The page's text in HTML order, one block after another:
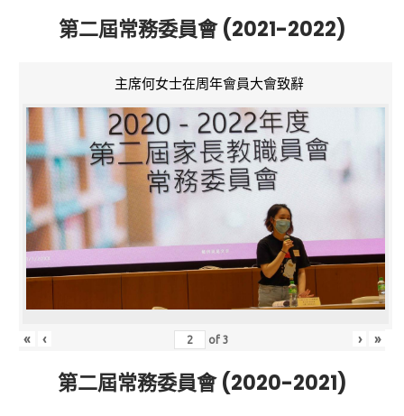
第二屆常務委員會 (2021-2022)
主席何女士在周年會員大會致辭
« ‹ of3 › »
第二屆常務委員會 (2020-2021)